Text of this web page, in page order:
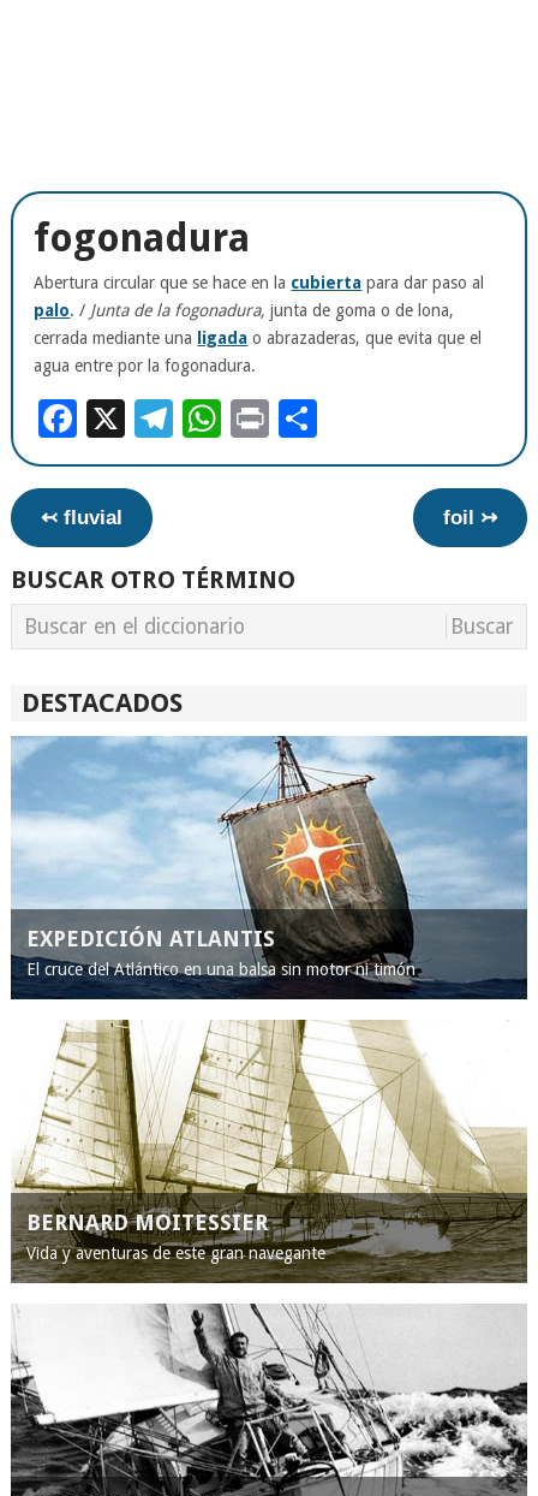
fogonadura
Abertura circular que se hace en la cubierta para dar paso al
palo. / Junta de la fogonadura, junta de goma o de lona,
cerrada mediante una ligada o abrazaderas, que evita que el
agua entre por la fogonadura.
Facebook
X Telegram
WhatsApp
Print
↢ fluvial foil ↣
BUSCAR OTRO TÉRMINO
DESTACADOS
EXPEDICIÓN ATLANTIS
El cruce del Atlántico en una balsa sin motor ni timón
BERNARD MOITESSIER
Vida y aventuras de este gran navegante